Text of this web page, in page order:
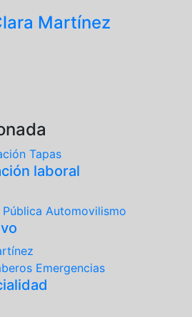
Martínez
Tapas
laboral
Pública Automovilismo
Emergencias